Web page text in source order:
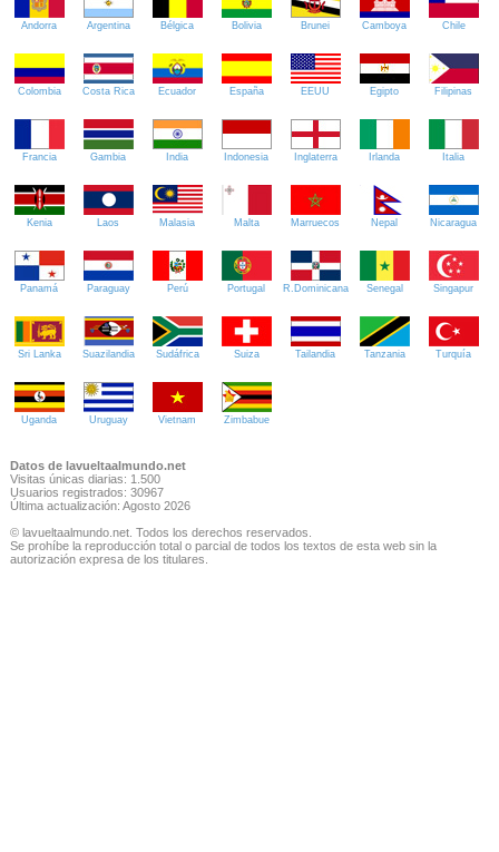
Andorra Argentina Bélgica Bolivia Brunei Camboya Chile
Colombia Costa Rica Ecuador España EEUU Egipto Filipinas
Francia Gambia India Indonesia Inglaterra Irlanda Italia
Kenia Laos Malasia Malta Marruecos Nepal Nicaragua
Panamá Paraguay Perú Portugal R.Dominicana Senegal Singapur
Sri Lanka Suazilandia Sudáfrica Suiza Tailandia Tanzania Turquía
Uganda Uruguay Vietnam Zimbabue
Datos de lavueltaalmundo.net
Visitas únicas diarias: 1.500
Usuarios registrados: 30967
Última actualización: Agosto 2026
© lavueltaalmundo.net. Todos los derechos reservados.
Se prohíbe la reproducción total o parcial de todos los textos de esta web sin la
autorización expresa de los titulares.